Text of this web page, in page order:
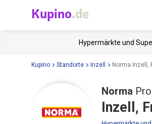
Kupino.de
Hypermärkte und
Kupino Standorte Inzell Norma Inzell,
Norma
Inzell,